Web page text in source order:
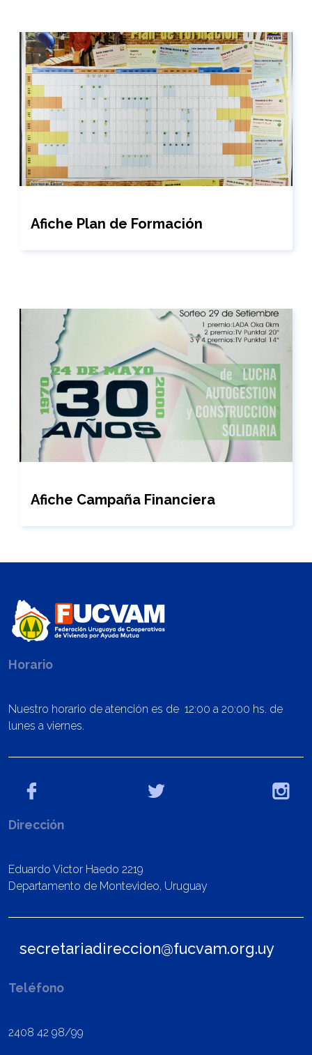
Afiche Plan de Formación
Afiche Campaña Financiera
Horario
Nuestro horario de atención es de 12:00 a 20:00 hs. de
lunes a viernes.
Dirección
Eduardo Victor Haedo 2219
Departamento de Montevideo, Uruguay
secretariadireccion@fucvam.org.uy
Teléfono
2408 42 98/99